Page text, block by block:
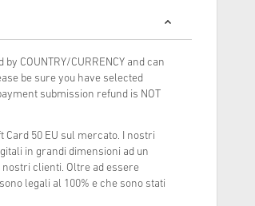
COUNTRY/CURRENCY and can
be sure you have selected
submission refund is NOT
Card 50 EU sul mercato. I nostri
in grandi dimensioni ad un
nostri clienti. Oltre ad essere
legali al 100% e che sono stati